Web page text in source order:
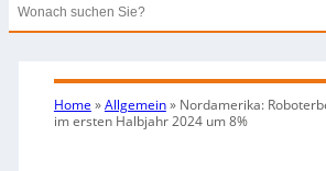
Search
Home »Allgemein» Nordamerika:
im ersten Halbjahr 2024 um 8%